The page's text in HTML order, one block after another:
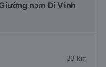
nằm Đi Vĩnh
33 km